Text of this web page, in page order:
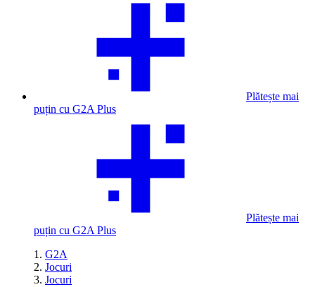
Plătește mai
puțin cu G2A Plus
Plătește mai
puțin cu G2A Plus
G2A
Jocuri
Jocuri